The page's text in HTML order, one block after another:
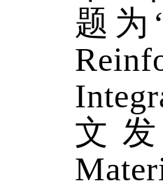
题为
文